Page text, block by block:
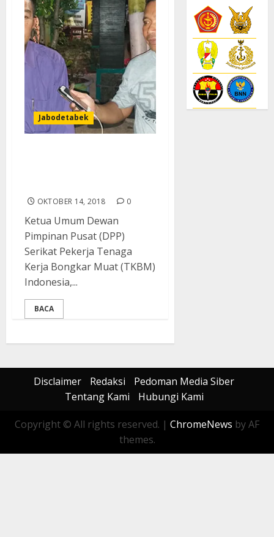
Jabodetabek
OKTOBER 14, 2018 0
Ketua Umum Dewan
Pimpinan Pusat (DPP)
Serikat Pekerja Tenaga
Kerja Bongkar Muat (TKBM)
Indonesia,...
BACA
Disclaimer Redaksi
Pedoman Media Siber
Tentang Kami
Hubungi Kami
Copyright © All rights reserved. | ChromeNews by AF
themes.